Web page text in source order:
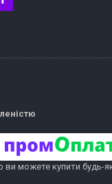
ви можете купити будь-